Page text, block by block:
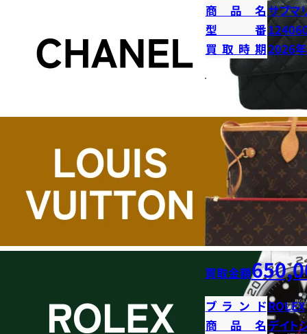
商品名サブマ
型番
買取時期2026
買取金額
ブランドROLEX
商品名デイト